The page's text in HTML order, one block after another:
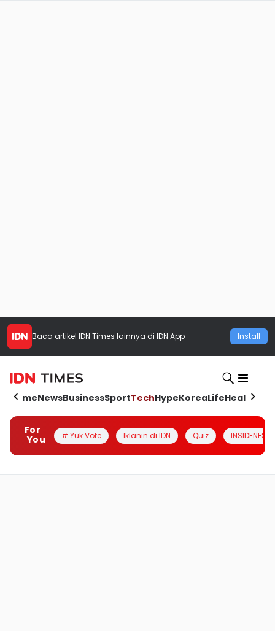
Baca artikel IDN Times lainnya di IDN App Install
HomeNewsBusinessSportTechHypeKoreaLifeHealth
For
You
# Yuk Vote Iklanin di IDN Quiz INSIDENESIA